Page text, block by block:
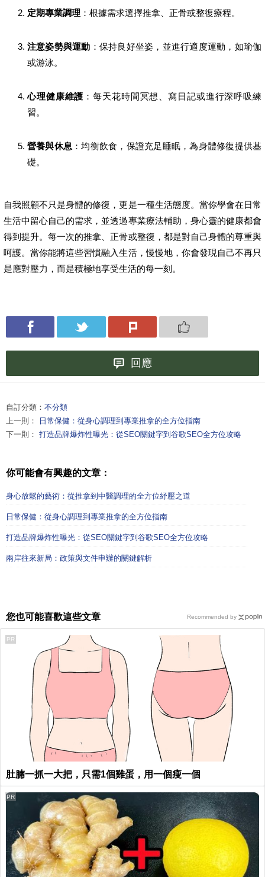
定期專業調理 ：根據需求選擇推拿、正骨或整復療程。
注意姿勢與運動 ：保持良好坐姿，並進行適度運動，如瑜伽
或游泳。
心理健康維護 ：每天花時間冥想、寫日記或進行深呼吸練
習。
營養與休息 ：均衡飲食，保證充足睡眠，為身體修復提供基
礎。
自我照顧不只是身體的修復，更是一種生活態度。當你學會在日常
生活中留心自己的需求，並透過專業療法輔助，身心靈的健康都會
得到提升。每一次的推拿、正骨或整復，都是對自己身體的尊重與
呵護。當你能將這些習慣融入生活，慢慢地，你會發現自己不再只
是應對壓力，而是積極地享受生活的每一刻。
回應
自訂分類： 不分類
上一則：
日常保健：從身心調理到專業推拿的全方位指南
下一則： 打造品牌爆炸性曝光：從SEO關鍵字到谷歌SEO全方位攻略
你可能會有興趣的文章：
身心放鬆的藝術：從推拿到中醫調理的全方位紓壓之道
日常保健：從身心調理到專業推拿的全方位指南
打造品牌爆炸性曝光：從SEO關鍵字到谷歌SEO全方位攻略
兩岸往來新局：政策與文件申辦的關鍵解析
您也可能喜歡這些文章
肚腩一抓一大把，只需1個雞蛋，用一個瘦一個
PR
PR
Recommended by